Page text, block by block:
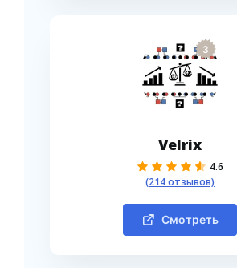
3
Velrix
4.6
(214 отзывов)
Смотреть